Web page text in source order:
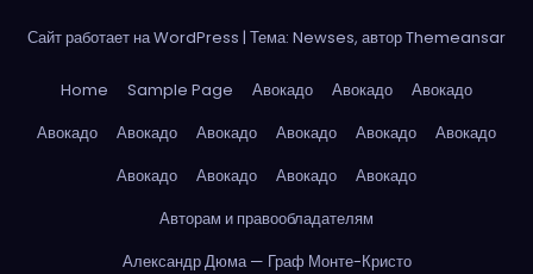
Сайт работает на WordPress | Тема: Newses, авторThemeansar
Home Sample Page Авокадо Авокадо
Авокадо
Авокадо
Авокадо Авокадо Авокадо Авокадо
Авокадо
Авокадо
Авокадо Авокадо
Авокадо
Авторам и правообладателям
Александр Дюма — Граф Монте-Кристо